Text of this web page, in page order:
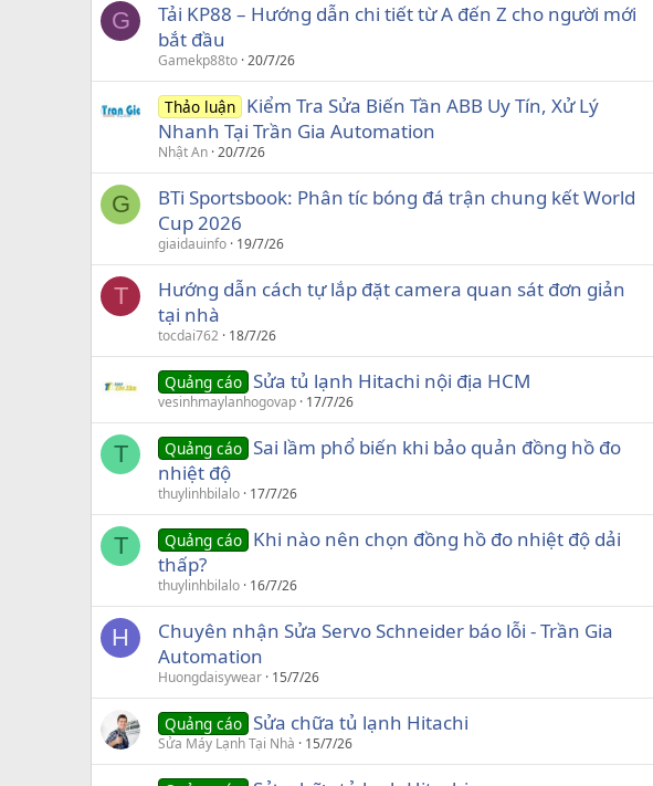
G
Tải KP88 – Hướng dẫn chi tiết từ A đến Z cho người mới
bắt đầu
Gamekp88to 20/7/26
Thảo luận Kiểm Tra Sửa Biến Tần ABB Uy Tín, Xử Lý
Nhanh Tại Trần Gia Automation
Nhật An 20/7/26
G
BTi Sportsbook: Phân tíc bóng đá trận chung kết World
Cup 2026
giaidauinfo 19/7/26
T
Hướng dẫn cách tự lắp đặt camera quan sát đơn giản
tại nhà
tocdai762 18/7/26
Quảng cáo Sửa tủ lạnh Hitachi nội địa HCM
vesinhmaylanhogovap 17/7/26
T Quảng cáo Sai lầm phổ biến khi bảo quản đồng hồ đo
nhiệt độ
thuylinhbilalo 17/7/26
T Quảng cáo Khi nào nên chọn đồng hồ đo nhiệt độ dải
thấp?
thuylinhbilalo 16/7/26
H
Chuyên nhận Sửa Servo Schneider báo lỗi - Trần Gia
Automation
Huongdaisywear 15/7/26
Quảng cáo Sửa chữa tủ lạnh Hitachi
Sửa Máy Lạnh Tại Nhà 15/7/26